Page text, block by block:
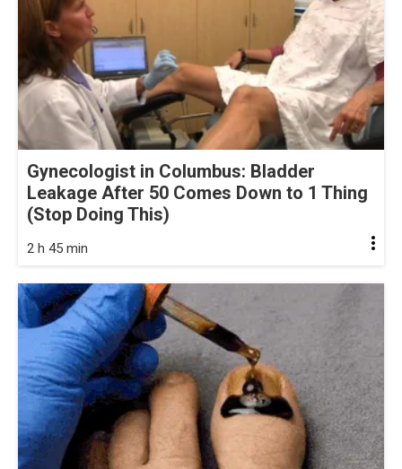
Gynecologist in Columbus: Bladder
Leakage After 50 Comes Down to 1 Thing
(Stop Doing This)
2 h 45 min